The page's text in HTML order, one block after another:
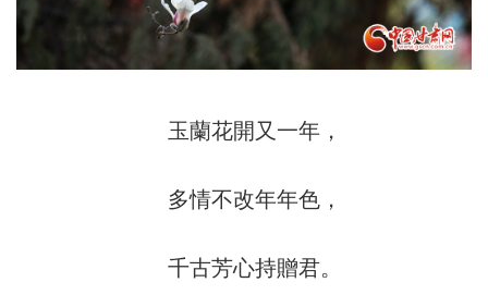
玉蘭花開又一年，
多情不改年年色，
千古芳心持贈君。